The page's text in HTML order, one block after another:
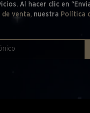
Al hacer clic en
de venta, nuestra Política